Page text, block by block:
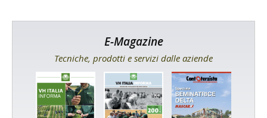
E-Magazine
Tecniche, prodotti e servizi dalle aziende